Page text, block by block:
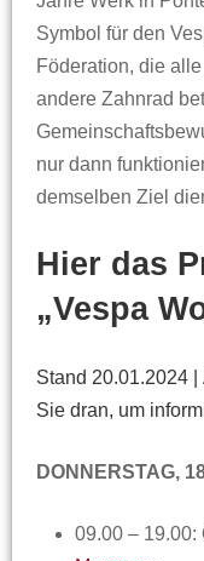
Symbol für den
Föderation, die
andere Zahnrad
nur dann
demselben Ziel
Hier das
„Vespa
Stand 20.01.2024
Sie dran, um
DONNERSTAG,
09.00 – 19.00: